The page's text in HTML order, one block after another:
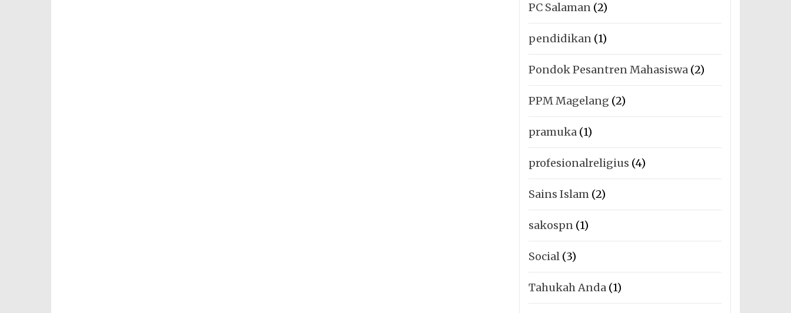
PC Salaman(2)
pendidikan(1)
Pondok Pesantren Mahasiswa(2)
PPM Magelang (2)
pramuka(1)
profesionalreligius (4)
Sains Islam(2)
sakospn(1)
Social(3)
Tahukah Anda(1)